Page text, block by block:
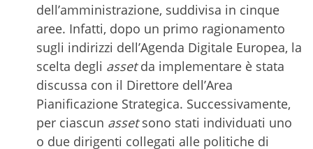
dell’amministrazione, suddivisa in cinque
aree. Infatti, dopo un primo ragionamento
sugli indirizzi dell’Agenda Digitale Europea, la
scelta degli assetda implementare è stata
discussa con il Direttore dell’Area
Pianificazione Strategica. Successivamente,
per ciascun assetsono stati individuati uno
o due dirigenti collegati alle politiche di